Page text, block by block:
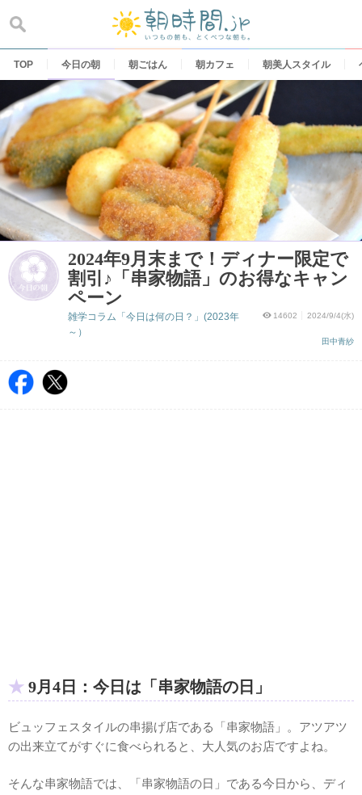
content
TOP 今日の朝 朝ごはん 朝カフェ 朝美人スタイル
2024年9月末まで！ディナー限定で
割引♪「串家物語」のお得なキャン
ペーン
14602 2024/9/4(水)
田中青紗
雑学コラム「今日は何の日？」(2023年
～）
9月4日：今日は「串家物語の日」
ビュッフェスタイルの串揚げ店である「串家物語」。アツアツ
の出来立てがすぐに食べられると、大人気のお店ですよね。
そんな串家物語では、「串家物語の日」である今日から、ディ